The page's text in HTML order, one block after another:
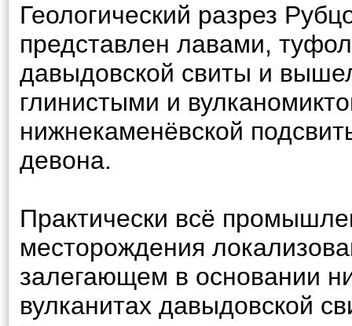
Геологический разрез
представлен лавами,
давыдовской свиты и
глинистыми и
нижнекаменёвской
девона.
Практически всё
месторождения
залегающем в основании
вулканитах давыдовской